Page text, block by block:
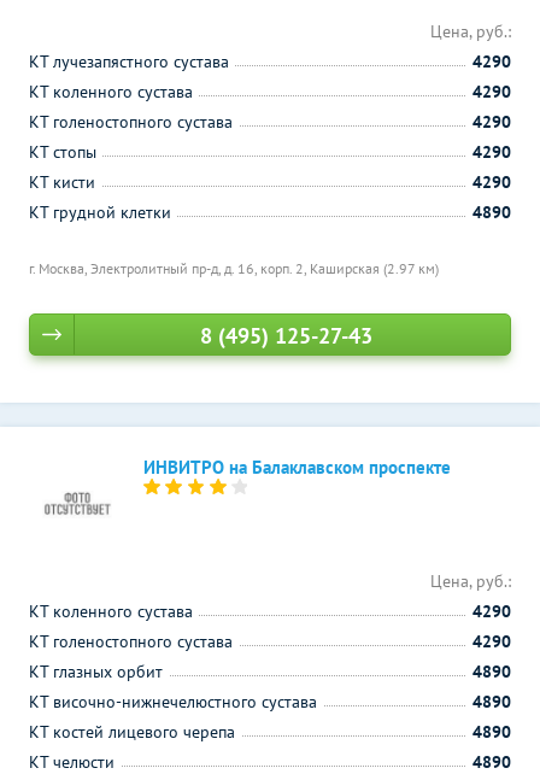
г. Москва, Электролитный пр-д, д. 16, корп. 2, Каширская (2.97 км)
Цена, руб.:
КТ лучезапястного сустава
4290
КТ коленного сустава
4290
КТ голеностопного сустава
4290
КТ стопы
4290
КТ кисти
4290
КТ грудной клетки
4890
8 (495) 125-27-43
ИНВИТРО на Балаклавском проспекте
Цена, руб.:
КТ коленного сустава
4290
КТ голеностопного сустава
4290
КТ глазных орбит
4890
КТ височно-нижнечелюстного сустава
4890
КТ костей лицевого черепа
4890
КТ челюсти
4890